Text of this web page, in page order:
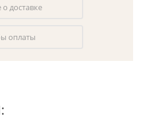
доставке
оплаты